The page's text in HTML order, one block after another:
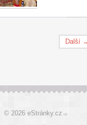
Další
© 2026 eStránky.cz